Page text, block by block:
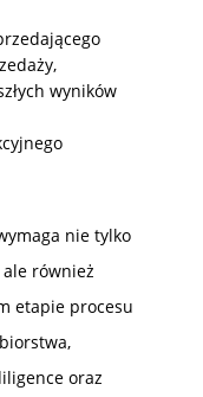
wyników
nie tylko
również
etapie procesu
oraz